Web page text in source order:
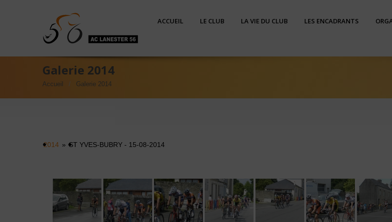
ACCUEIL LE CLUB LA VIE DU CLUB LES ENCADRANTS
Galerie 2014
Accueil Galerie 2014
2014 » ST YVES-BUBRY - 15-08-2014